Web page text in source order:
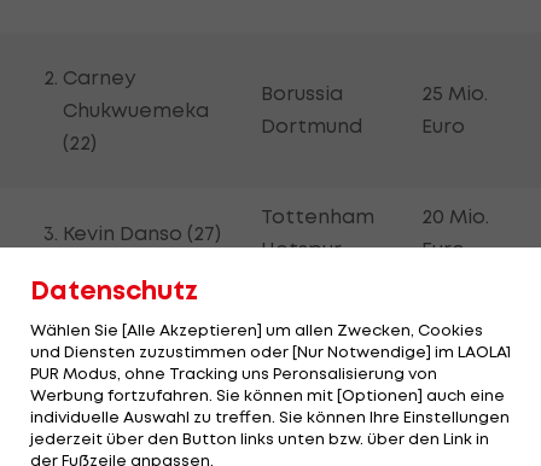
Carney
Chukwuemeka
(22)
Borussia
Dortmund
25 Mio.
Euro
Kevin Danso (27)
Tottenham
Hotspur
20 Mio.
Euro
Christoph
Baumgartner
(26)
RB Leipzig
20 Mio.
Euro
Datenschutz
Wählen Sie [Alle Akzeptieren] um allen Zwecken, Cookies
und Diensten zuzustimmen oder [Nur Notwendige] im LAOLA1
PUR Modus, ohne Tracking uns Peronsalisierung von
Werbung fortzufahren. Sie können mit [Optionen] auch eine
individuelle Auswahl zu treffen. Sie können Ihre Einstellungen
jederzeit über den Button links unten bzw. über den Link in
der Fußzeile anpassen.